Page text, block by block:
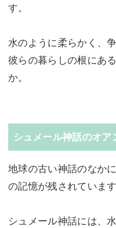
す。
水のように柔らかく、
彼らの暮らしの根にあ
か。
シュメール神話のオア
地球の古い神話のなか
の記憶が残されています
シュメール神話には、